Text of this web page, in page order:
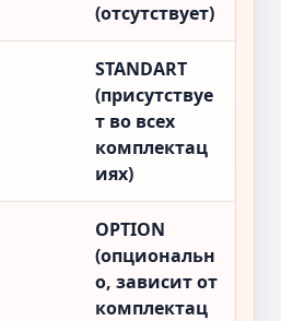
(отсутствует)
STANDART
(присутствуе
т во всех
комплектац
иях)
OPTION
(опциональн
о, зависит от
комплектац